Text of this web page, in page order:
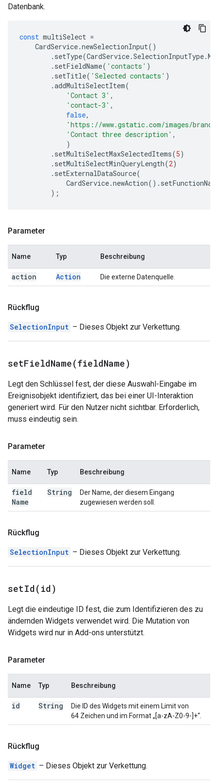
Datenbank.
const multiSelect =
CardService.newSelectionInput()
. setType(CardService.SelectionInputType.
. setFieldName( 'contacts' )
. setTitle( 'Selected contacts' )
.addMultiSelectItem(
'Contact 3' ,
'contact-3' ,
false,
'https://www.gstatic.com/images/
'Contact three description' ,
)
. setMultiSelectMaxSelectedItems(5)
. setMultiSelectMinQueryLength(2)
. setExternalDataSource(
CardService.newAction().
);
Parameter
Name Typ Beschreibung
action Action Die externe Datenquelle.
Rückflug
SelectionInput – Dieses Objekt zur Verkettung.
setFieldName(fieldName)
Legt den Schlüssel fest, der diese Auswahl-Eingabe im
Ereignisobjekt identifiziert, das bei einer UI-Interaktion
generiert wird. Für den Nutzer nicht sichtbar. Erforderlich,
muss eindeutig sein.
Parameter
Name Typ Beschreibung
field
Name
String
Der Name, der diesem Eingang
zugewiesen werden soll.
Rückflug
SelectionInput – Dieses Objekt zur Verkettung.
setId( id)
Legt die eindeutige ID fest, die zum Identifizieren des zu
ändernden Widgets verwendet wird. Die Mutation von
Widgets wird nur in Add-ons unterstützt.
Parameter
Name Typ Beschreibung
id String
Die ID des Widgets mit einem Limit von
64 Zeichen und im Format „[a-zA-Z0-9-]+“.
Rückflug
Widget – Dieses Objekt zur Verkettung.